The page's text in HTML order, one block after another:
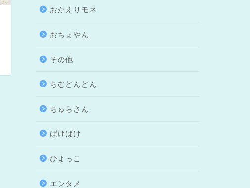
おかえりモネ
おちょやん
その他
ちむどんどん
ちゅらさん
ばけばけ
ひよっこ
エンタメ